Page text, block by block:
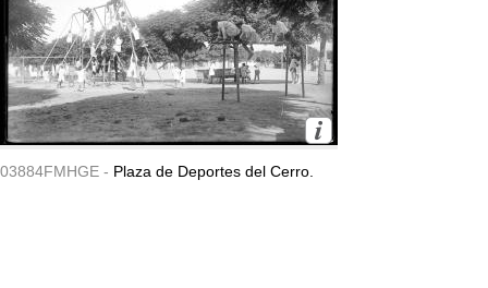
03884FMHGE - Plaza de Deportes del Cerro.